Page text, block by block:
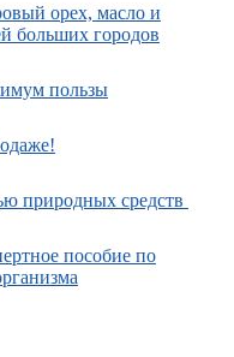
орех, масло и
больших городов
пользы
природных средств
пособие по